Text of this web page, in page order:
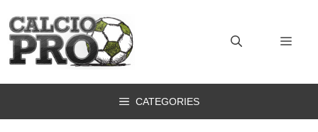
contenuto
CATEGORIES